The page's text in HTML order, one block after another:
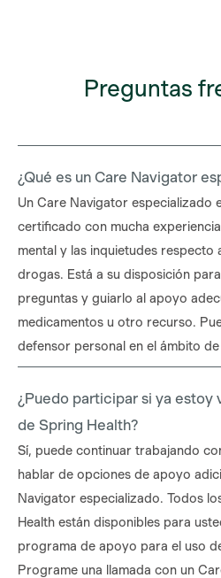
Preguntas
¿Qué es un Care Navigator
Un Care Navigator especializado
certificado con mucha
mental y las inquietudes respecto
drogas. Está a su disposición
preguntas y guiarlo al apoyo
medicamentos u otro recurso.
defensor personal en el ámbito
¿Puedo participar si ya estoy
de Spring Health?
Sí, puede continuar trabajando
hablar de opciones de apoyo
Navigator especializado. Todos
Health están disponibles para
programa de apoyo para el uso
Programe una llamada con un